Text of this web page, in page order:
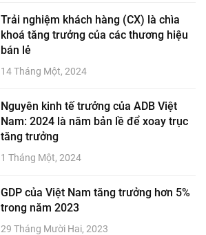
Trải nghiệm khách hàng (CX) là chìa
khoá tăng trưởng của các thương hiệu
bán lẻ
14 Tháng Một, 2024
Nguyên kinh tế trưởng của ADB Việt
Nam: 2024 là năm bản lề để xoay trục
tăng trưởng
1 Tháng Một, 2024
GDP của Việt Nam tăng trưởng hơn 5%
trong năm 2023
29 Tháng Mười Hai, 2023